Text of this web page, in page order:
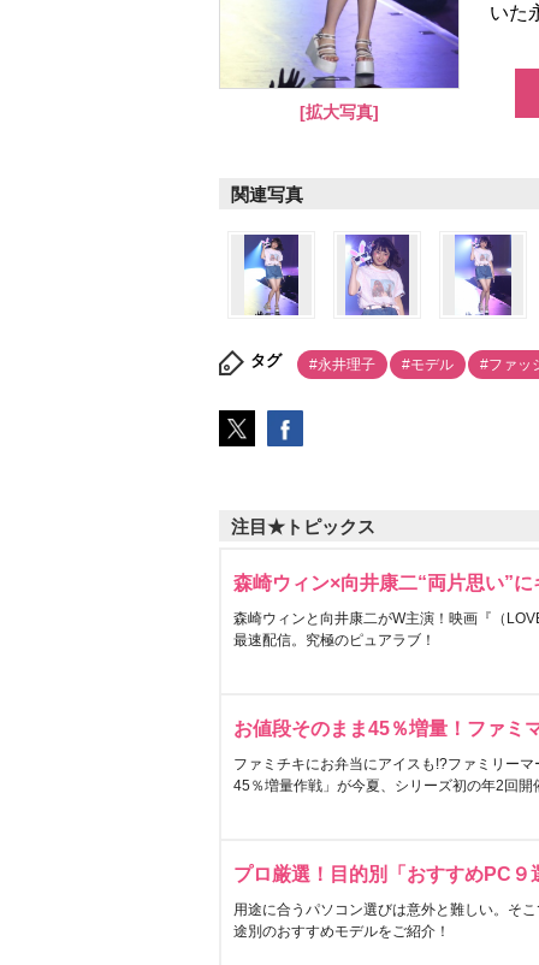
[拡大写真]
いた
関連写真
タグ #永井理子 #モデル #ファッ
注目★トピックス
森崎ウィン×向井康二“両片思い”
森崎ウィンと向井康二がW主演！映画『（
最速配信。究極のピュアラブ！
お値段そのまま45％増量！ファミ
ファミチキにお弁当にアイスも!?ファミリー
45％増量作戦」が今夏、シリーズ初の年2回開
プロ厳選！目的別「おすすめPC９
用途に合うパソコン選びは意外と難しい。そ
途別のおすすめモデルをご紹介！